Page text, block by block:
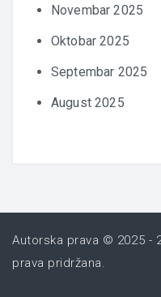
Novembar 2025
Oktobar 2025
Septembar 2025
August 2025
Autorska prava © 2025 -
prava pridržana.